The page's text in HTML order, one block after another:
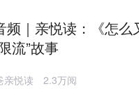
频｜亲悦读：《怎
流”故事
亲悦读 2.3万阅